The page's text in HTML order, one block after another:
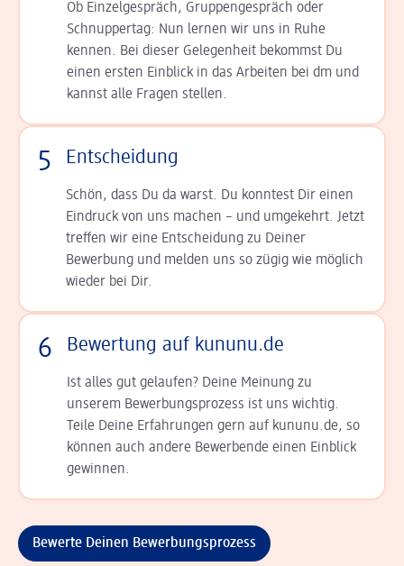
Ob Einzelgespräch, Grup­pen­gespräch oder
Schnup­per­tag: Nun lernen wir uns in Ruhe
kennen. Bei dieser Gelegenheit bekommst Du
einen ersten Einblick in das Arbeiten bei dm und
kannst alle Fragen stellen.
5 Entscheidung
Schön, dass Du da warst. Du konntest Dir einen
Ein­druck von uns machen – und umgekehrt. Jetzt
tref­fen wir eine Entscheidung zu Deiner
Bewerbung und melden uns so zügig wie möglich
wieder bei Dir.
6 Bewertung auf kununu.de
Ist alles gut gelaufen? Deine Meinung zu
unserem Bewerbungsprozess ist uns wichtig.
Teile Deine Erfahrungen gern auf kununu.de, so
können auch andere Bewerbende einen Einblick
gewinnen.
Bewerte Deinen Bewerbungsprozess